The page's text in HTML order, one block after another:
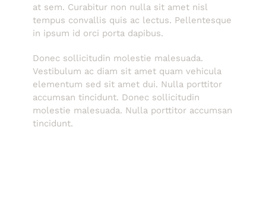
at sem. Curabitur non nulla sit amet nisl
tempus convallis quis ac lectus. Pellentesque
in ipsum id orci porta dapibus.
Donec sollicitudin molestie malesuada.
Vestibulum ac diam sit amet quam vehicula
elementum sed sit amet dui. Nulla porttitor
accumsan tincidunt. Donec sollicitudin
molestie malesuada. Nulla porttitor accumsan
tincidunt.